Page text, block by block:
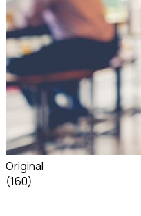
Original
(160)